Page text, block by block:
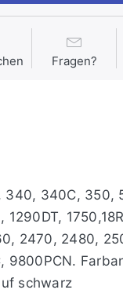
Fragen?
340, 340C, 350,
2470, 2480,
9800PCN.
schwarz